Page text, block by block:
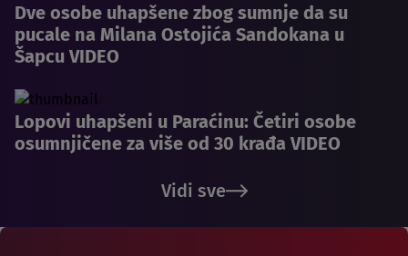
Dve osobe uhapšene zbog sumnje da su
pucale na Milana Ostojića Sandokana u
Šapcu VIDEO
Lopovi uhapšeni u Paraćinu: Četiri osobe
osumnjičene za više od 30 krađa VIDEO
Vidi sve